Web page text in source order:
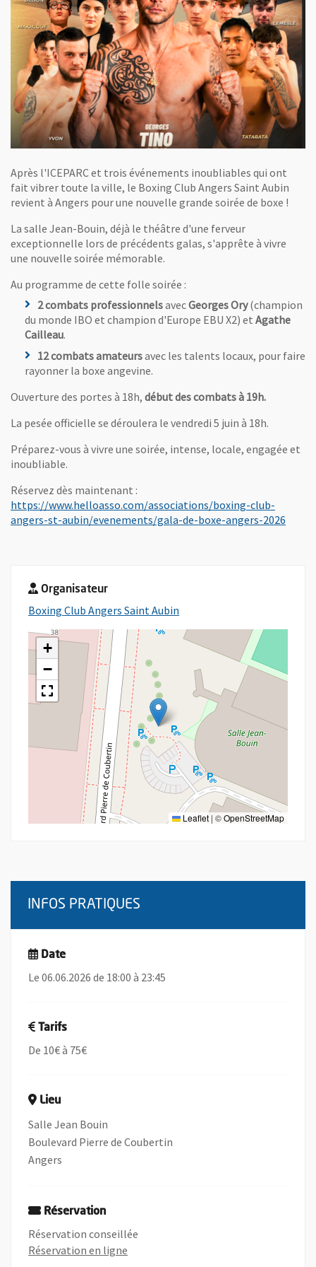
Après l'ICEPARC et trois événements inoubliables qui ont
fait vibrer toute la ville, le Boxing Club Angers Saint Aubin
revient à Angers pour une nouvelle grande soirée de boxe !
La salle Jean-Bouin, déjà le théâtre d'une ferveur
exceptionnelle lors de précédents galas, s'apprête à vivre
une nouvelle soirée mémorable.
Au programme de cette folle soirée :
2 combats professionnelsavecGeorges Ory(champion
du monde IBO et champion d'Europe EBU X2) et Agathe
Cailleau.
12 combats amateursavec les talents locaux, pour faire
rayonner la boxe angevine.
Ouverture des portes à 18h, début des combats à 19h.
La pesée officielle se déroulera le vendredi 5 juin à 18h.
Préparez-vous à vivre une soirée, intense, locale, engagée et
inoubliable.
Réservez dès maintenant :
https://www.helloasso.com/associations/boxing-club-
angers-st-aubin/evenements/gala-de-boxe-angers-2026
Organisateur
Boxing Club Angers Saint Aubin
+
−
Leaflet | ©OpenStreetMap
INFOS PRATIQUES
Date
Le 06.06.2026 de 18:00 à 23:45
Tarifs
De 10€ à 75€
Lieu
Salle Jean Bouin
Boulevard Pierre de Coubertin
Angers
Réservation
Réservation conseillée
Réservation en ligne